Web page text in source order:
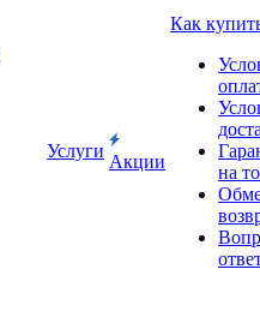
Услуги
Акции
Как
на